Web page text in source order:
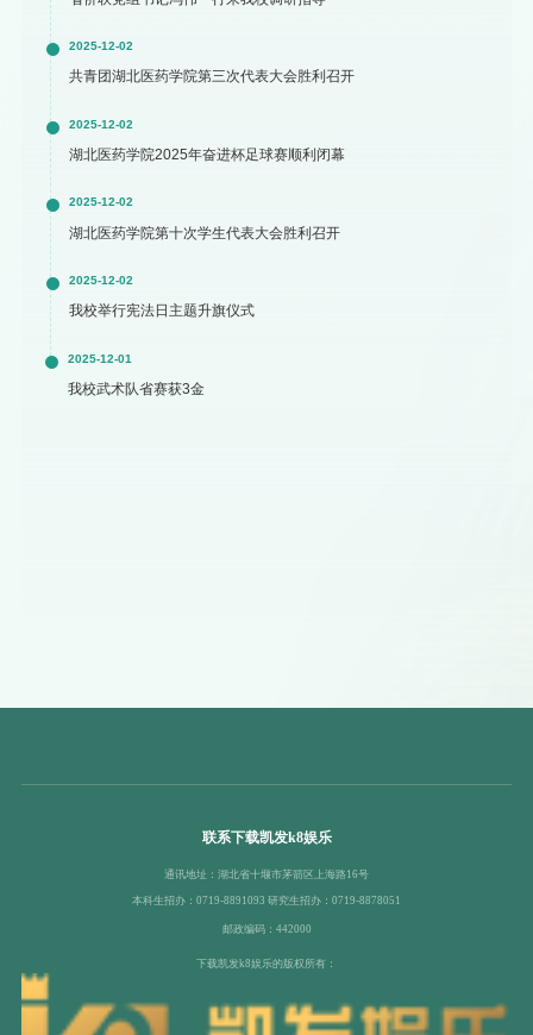
2025-12-02
共青团湖北医药学院第三次代表大会胜利召开
2025-12-02
湖北医药学院2025年奋进杯足球赛顺利闭幕
2025-12-02
湖北医药学院第十次学生代表大会胜利召开
2025-12-02
我校举行宪法日主题升旗仪式
2025-12-01
我校武术队省赛获3金
联系下载凯发k8娱乐
通讯地址：湖北省十堰市茅箭区上海路16号
本科生招办：0719-8891093 研究生招办：0719-8878051
邮政编码：442000
下载凯发k8娱乐的版权所有：